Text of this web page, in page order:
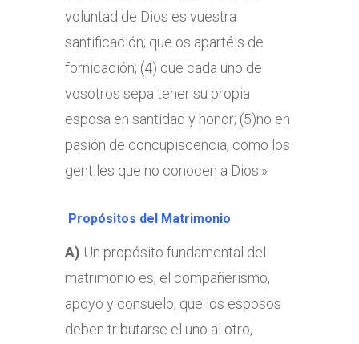
voluntad de Dios es vuestra
santificación; que os apartéis de
fornicación; (4) que cada uno de
vosotros sepa tener su propia
esposa en santidad y honor; (5)no en
pasión de concupiscencia, como los
gentiles que no conocen a Dios.»
Propósitos del Matrimonio
A) Un propósito fundamental del
matrimonio es, el compañerismo,
apoyo y consuelo, que los esposos
deben tributarse el uno al otro,